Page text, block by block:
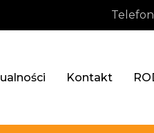
Kontakt